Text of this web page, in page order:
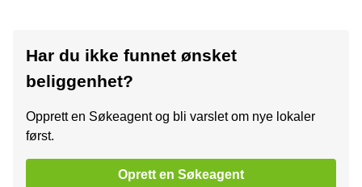
Har du ikke funnet ønsket
beliggenhet?
Opprett en Søkeagent og bli varslet om nye lokaler
først.
Oprett en Søkeagent